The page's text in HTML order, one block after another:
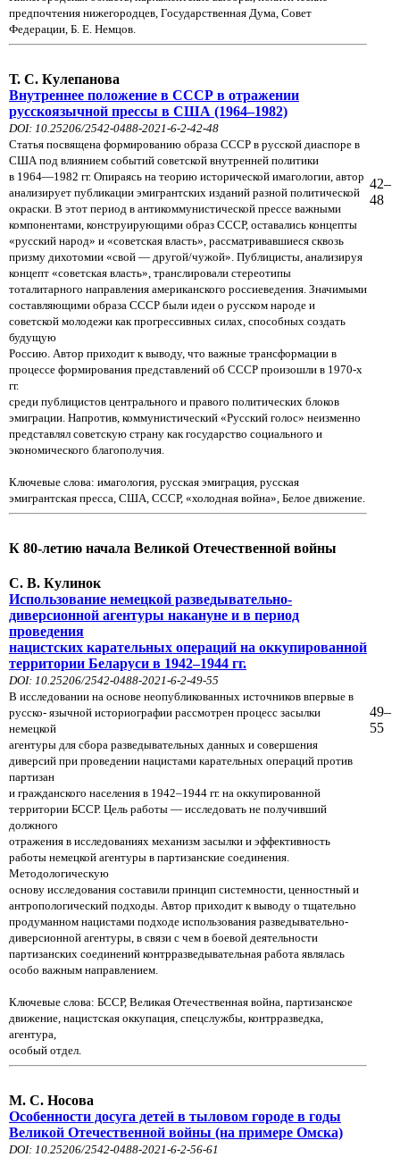
предпочтения нижегородцев, Государственная Дума, Совет
Федерации, Б. Е. Немцов.
Т. С. Кулепанова
Внутреннее положение в СССР в отражении
русскоязычной прессы в США (1964–1982)
DOI: 10.25206/2542-0488-2021-6-2-42-48
Статья посвящена формированию образа СССР в русской диаспоре в
США под влиянием событий советской внутренней политики
в 1964—1982 гг. Опираясь на теорию исторической имагологии, автор
анализирует публикации эмигрантских изданий разной политической
окраски. В этот период в антикоммунистической прессе важными
компонентами, конструирующими образ СССР, оставались концепты
«русский народ» и «советская власть», рассматривавшиеся сквозь
призму дихотомии «свой — другой/чужой». Публицисты, анализируя
концепт «советская власть», транслировали стереотипы
тоталитарного направления американского россиеведения. Значимыми
составляющими образа СССР были идеи о русском народе и
советской молодежи как прогрессивных силах, способных создать
будущую
Россию. Автор приходит к выводу, что важные трансформации в
процессе формирования представлений об СССР произошли в 1970-х
гг.
среди публицистов центрального и правого политических блоков
эмиграции. Напротив, коммунистический «Русский голос» неизменно
представлял советскую страну как государство социального и
экономического благополучия.
Ключевые слова: имагология, русская эмиграция, русская
эмигрантская пресса, США, СССР, «холодная война», Белое движение.
42–
48
К 80-летию начала Великой Отечественной войны
С. В. Кулинок
Использование немецкой разведывательно-
диверсионной агентуры накануне и в период
проведения
нацистских карательных операций на оккупированной
территории Беларуси в 1942–1944 гг.
DOI: 10.25206/2542-0488-2021-6-2-49-55
В исследовании на основе неопубликованных источников впервые в
русско- язычной историографии рассмотрен процесс засылки
немецкой
агентуры для сбора разведывательных данных и совершения
диверсий при проведении нацистами карательных операций против
партизан
и гражданского населения в 1942–1944 гг. на оккупированной
территории БССР. Цель работы — исследовать не получивший
должного
отражения в исследованиях механизм засылки и эффективность
работы немецкой агентуры в партизанские соединения.
Методологическую
основу исследования составили принцип системности, ценностный и
антропологический подходы. Автор приходит к выводу о тщательно
продуманном нацистами подходе использования разведывательно-
диверсионной агентуры, в связи с чем в боевой деятельности
партизанских соединений контрразведывательная работа являлась
особо важным направлением.
Ключевые слова: БССР, Великая Отечественная война, партизанское
движение, нацистская оккупация, спецслужбы, контрразведка,
агентура,
особый отдел.
49–
55
М. С. Носова
Особенности досуга детей в тыловом городе в годы
Великой Отечественной войны (на примере Омска)
DOI: 10.25206/2542-0488-2021-6-2-56-61